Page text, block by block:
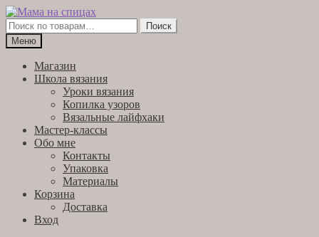
Перейти
к
навигации
Перейти
к
содержимому
Искать:
Поиск
Меню
Магазин
Школа вязания
Уроки вязания
Копилка узоров
Вязальные лайфхаки
Мастер-классы
Обо мне
Контакты
Упаковка
Материалы
Корзина
Доставка
Вход